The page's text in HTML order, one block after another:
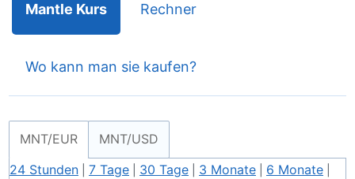
Mantle Kurs Rechner
Wo kann man sie kaufen?
MNT/EUR
MNT/USD
24 Stunden
7 Tage 30 Tage 3 Monate 6 Monate